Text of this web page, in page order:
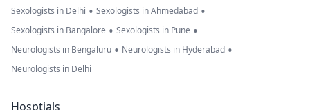
Sexologists in Delhi • Sexologists in Ahmedabad •
Sexologists in Bangalore • Sexologists in Pune •
Neurologists in Bengaluru • Neurologists in Hyderabad •
Neurologists in Delhi
Hosptials